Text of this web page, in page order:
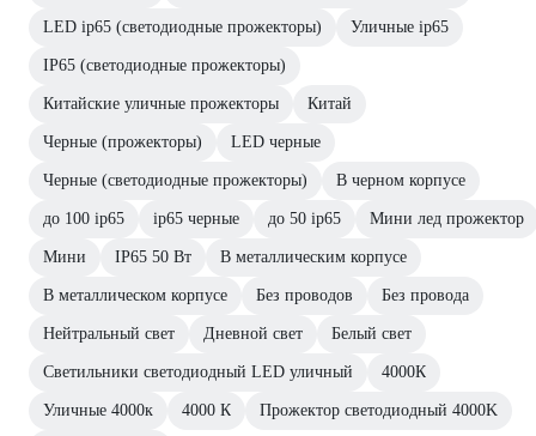
LED ip65 (светодиодные прожекторы) Уличные ip65
IP65 (светодиодные прожекторы)
Китайские уличные прожекторы Китай
Черные (прожекторы) LED черные
Черные (светодиодные прожекторы) В черном корпусе
до 100 ip65 ip65 черные до 50 ip65 Мини лед прожектор
Мини IP65 50 Вт В металлическим корпусе
В металлическом корпусе Без проводов Без провода
Нейтральный свет Дневной свет Белый свет
Светильники светодиодный LED уличный 4000К
Уличные 4000к 4000 К Прожектор светодиодный 4000K